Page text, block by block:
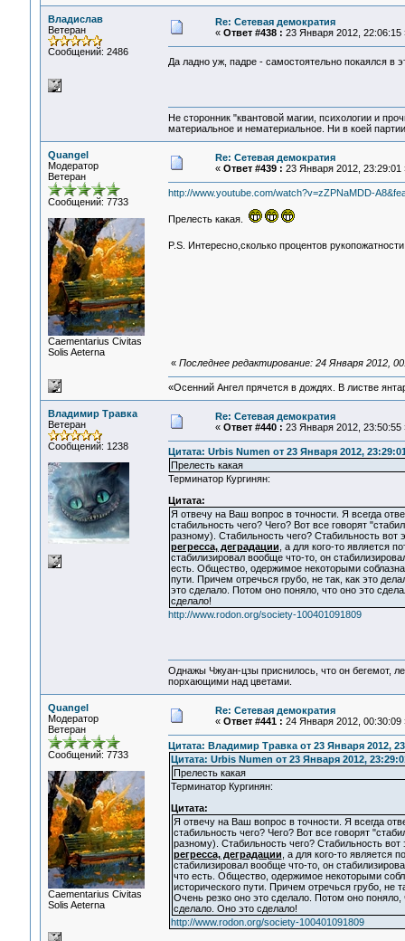
Владислав
Ветеран
Сообщений: 2486
Re: Сетевая демократия
« Ответ #438 : 23 Января 2012, 22:06:15
Да ладно уж, падре - самостоятельно покаялся в
Не сторонник "квантовой магии, психологии и
материальное и нематериальное. Ни в коей
Quangel
Модератор
Ветеран
Сообщений: 7733
Сaementarius Civitas
Solis Aeterna
Re: Сетевая демократия
« Ответ #439 : 23 Января 2012, 23:29:01
http://www.youtube.com/watch?v=zZPNaMDD-
Прелесть какая.
P.S. Интересно,сколько процентов
« Последнее редактирование: 24 Января 2012,
«Осенний Ангел прячется в дождях. В листве
Владимир Травка
Ветеран
Сообщений: 1238
Re: Сетевая демократия
« Ответ #440 : 23 Января 2012, 23:50:55
Цитата: Urbis Numen от 23 Января 2012,
Прелесть какая
Терминатор Кургинян:
Цитата:
Я отвечу на Ваш вопрос в точности. Я всегда
стабильность чего? Чего? Вот все говорят
разному). Стабильность чего? Стабильность вот
регресса, деградации , а для кого-то является
стабилизировал вообще что-то, он
есть. Общество, одержимое некоторыми
пути. Причем отречься грубо, не так, как это
это сделало. Потом оно поняло, что оно это
сделало!
http://www.rodon.org/society-100401091809
Однажы Чжуан-цзы приснилось, что он бегемот,
порхающими над цветами.
Quangel
Модератор
Ветеран
Сообщений: 7733
Сaementarius Civitas
Solis Aeterna
Re: Сетевая демократия
« Ответ #441 : 24 Января 2012, 00:30:09
Цитата: Владимир Травка от 23 Января 2012,
Цитата: Urbis Numen от 23 Января 2012,
Прелесть какая
Терминатор Кургинян:
Цитата:
Я отвечу на Ваш вопрос в точности. Я всегда
стабильность чего? Чего? Вот все говорят
разному). Стабильность чего? Стабильность вот
регресса, деградации , а для кого-то является
стабилизировал вообще что-то, он
что есть. Общество, одержимое некоторыми
исторического пути. Причем отречься грубо, не
Очень резко оно это сделало. Потом оно
сделало. Оно это сделало!
http://www.rodon.org/society-100401091809